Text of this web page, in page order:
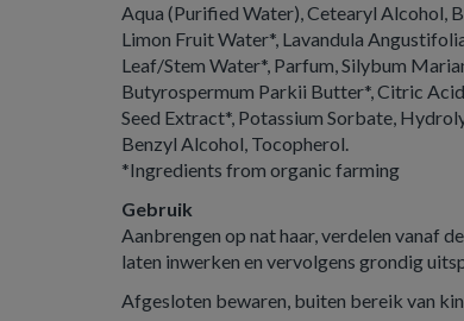
Aqua (Purified Water), Cetearyl Alcohol,
Limon Fruit Water*, Lavandula
Leaf/Stem Water*, Parfum, Silybum
Butyrospermum Parkii Butter*, Citric
Seed Extract*, Potassium Sorbate,
Benzyl Alcohol, Tocopherol.
*Ingredients from organic farming
Gebruik
Aanbrengen op nat haar, verdelen vanaf
laten inwerken en vervolgens grondig
Afgesloten bewaren, buiten bereik van